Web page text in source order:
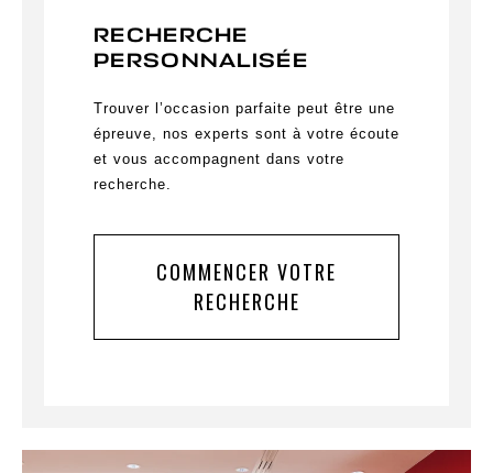
RECHERCHE
PERSONNALISÉE
Trouver l’occasion parfaite peut être une
épreuve, nos experts sont à votre écoute
et vous accompagnent dans votre
recherche.
COMMENCER VOTRE
RECHERCHE